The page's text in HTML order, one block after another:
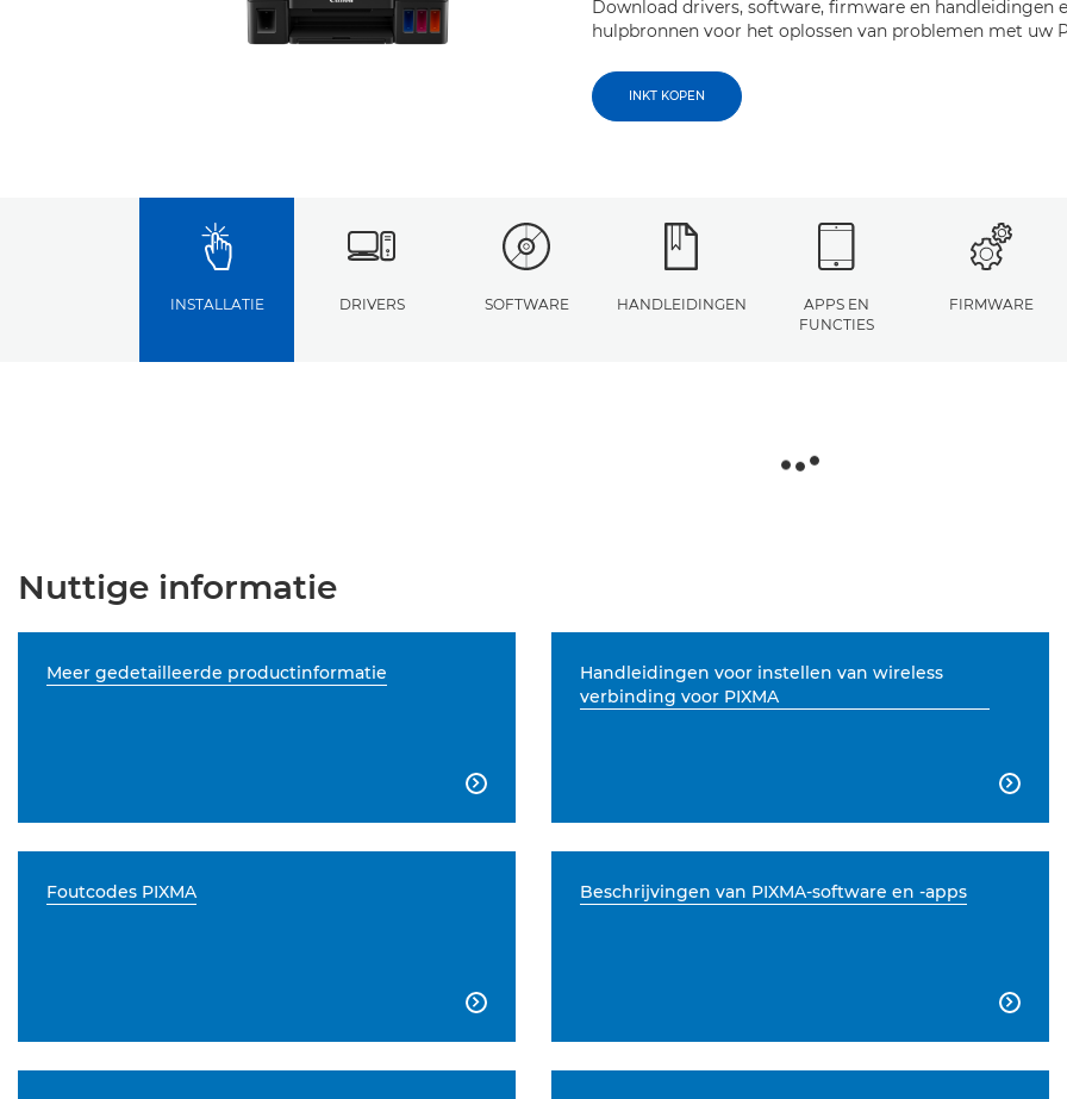
Download drivers, software, firmware en handleidingen
hulpbronnen voor het oplossen van problemen met uw
INKT KOPEN
INSTALLATIE DRIVERS SOFTWARE HANDLEIDINGEN
APPS EN
FUNCTIES
FIRMWARE
Nuttige informatie
Meer gedetailleerde productinformatie

Handleidingen voor instellen van wireless
verbinding voor PIXMA

Foutcodes PIXMA

Beschrijvingen van PIXMA-software en -apps
